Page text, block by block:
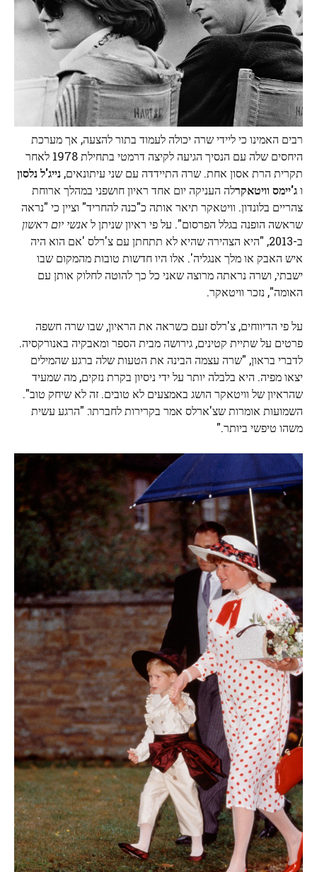
רבים האמינו כי ליידי שרה יכולה לעמוד בתור להצעה, אך מערכת
היחסים שלה עם הנסיך הגיעה לקיצה דרמטי בתחילת 1978 לאחר
תקרית הרת אסון אחת. שרה התיידדה עם שני עיתונאים, נייג'ל נלסון
וג'יימס וויטאקרלה העניקה יום אחד ראיון חושפני במהלך ארוחת
צהריים בלונדון. וויטאקר תיאר אותה כ"כנה להחריד" וציין כי "נראה
שראשה הופנה בגלל הפרסום". על פי ראיון שניתן לאנשי יום ראשון
ב-2013, "היא הצהירה שהיא לא תתחתן עם צ'רלס 'אם הוא היה
איש האבק או מלך אנגליה'. אלו היו חדשות טובות מהמקום שבו
ישבתי, ושרה נראתה מרוצה שאני כל כך להוטה לחלוק אותן עם
האומה", נזכר וויטאקר.
על פי הדיווחים, צ'רלס זעם כשראה את הראיון, שבו שרה חשפה
פרטים על שתיית קטינים, גירושה מבית הספר ומאבקיה באנורקסיה.
לדברי בראון, "שרה עצמה הבינה את הטעות שלה ברגע שהמילים
יצאו מפיה. היא בלבלה יותר על ידי ניסיון בקרת נזקים, מה שמעיד
שהראיון של וויטאקר הושג באמצעים לא טובים. זה לא שיחק טוב".
השמועות אומרות שצ'ארלס אמר בקרירות לחברתו: "הרגע עשית
משהו טיפשי ביותר."